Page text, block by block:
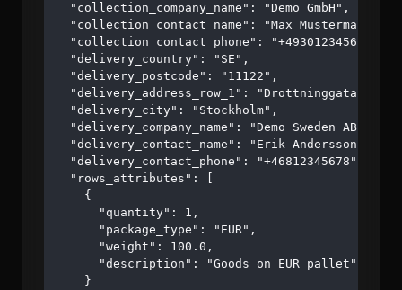
  "collection_company_name": "Demo GmbH",
  "collection_contact_name": "Max Mustermann",
  "collection_contact_phone": "+4930123456",
  "delivery_country": "SE",
  "delivery_postcode": "11122",
  "delivery_address_row_1": "Drottninggatan 45",
  "delivery_city": "Stockholm",
  "delivery_company_name": "Demo Sweden AB",
  "delivery_contact_name": "Erik Andersson",
  "delivery_contact_phone": "+46812345678",
  "rows_attributes": [
    {
      "quantity": 1,
      "package_type": "EUR",
      "weight": 100.0,
      "description": "Goods on EUR pallet"
    }